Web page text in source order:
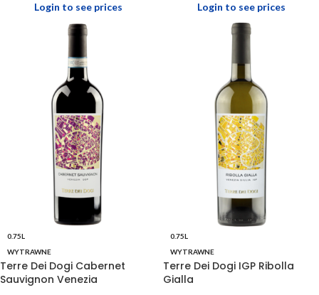
Login to see prices
Login to see prices
0.75L
WYTRAWNE
Terre Dei Dogi Cabernet
Sauvignon Venezia
0.75L
WYTRAWNE
Terre Dei Dogi IGP Ribolla
Gialla